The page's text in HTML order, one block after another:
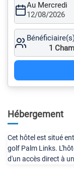
Au Mercredi
12/08/2026
1
Hébergement
Cet hôtel est situé
golf Palm Links.
d'un accès direct à